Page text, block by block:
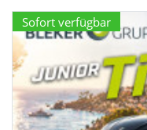
Sofort verfügbar